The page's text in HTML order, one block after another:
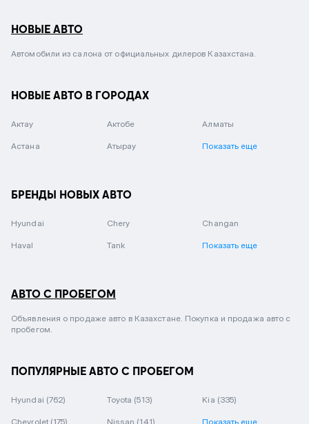
НОВЫЕ АВТО
Автомобили из салона от официальных дилеров Казахстана.
НОВЫЕ АВТО В ГОРОДАХ
Актау Актобе Алматы
Астана Атырау Показать еще
БРЕНДЫ НОВЫХ АВТО
Hyundai Chery Changan
Haval Tank Показать еще
АВТО С ПРОБЕГОМ
Объявления о продаже авто в Казахстане. Покупка и продажа авто с
пробегом.
ПОПУЛЯРНЫЕ АВТО С ПРОБЕГОМ
Hyundai (762) Toyota (513) Kia (335)
Chevrolet (175) Nissan (141) Показать еще